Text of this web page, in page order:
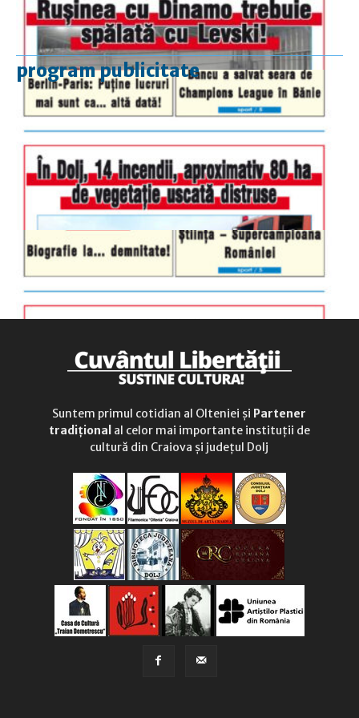
program publicitate
luni-vineri
9.00 - 17.00
duminică
9.00 - 12.00
Suntem primul cotidian al Olteniei și Partener
tradițional al celor mai importante instituții de
cultură din Craiova și județul Dolj